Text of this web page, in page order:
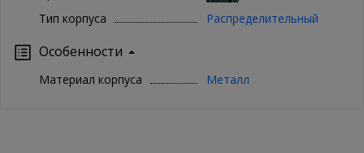
Тип корпуса
Распределительный
Особенности
Материал корпуса Металл